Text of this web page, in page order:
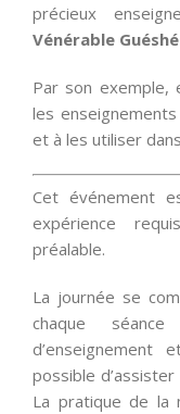
précieux
Vénérable
Par son exemple,
les
et à les utiliser
Cet événement
expérience
préalable.
La journée se
chaque
d’enseignement
possible
La pratique de la